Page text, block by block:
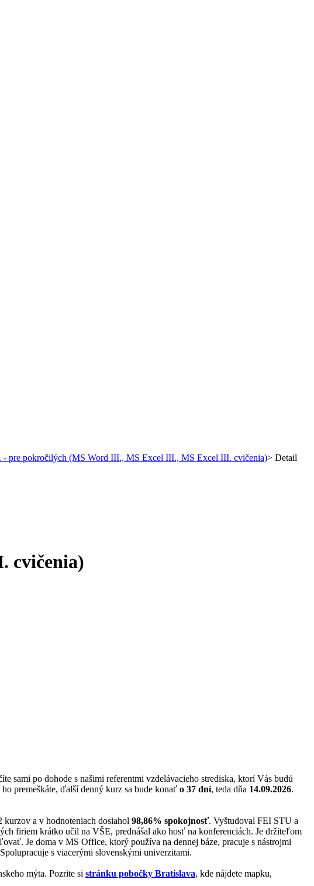
pre pokročilých (MS Word III., MS Excel III., MS Excel III. cvičenia)> Detail
cvičenia)
sami po dohode s našimi referentmi vzdelávacieho strediska, ktorí Vás budú
premeškáte, ďalší denný kurz sa bude konať o 37 dní, teda dňa 14.09.2026.
kurzov a v hodnoteniach dosiahol 98,86% spokojnosť. Vyštudoval FEI STU a
firiem krátko učil na VŠE, prednášal ako hosť na konferenciách. Je držiteľom
Je doma v MS Office, ktorý používa na dennej báze, pracuje s nástrojmi
s viacerými slovenskými univerzitami.
mýta. Pozrite si stránku pobočky Bratislava, kde nájdete mapku,